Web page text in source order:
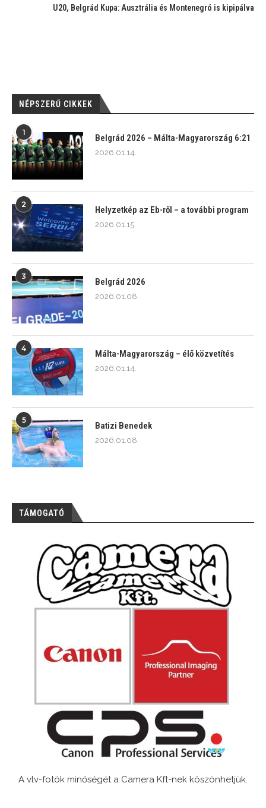
U20, Belgrád Kupa: Ausztrália és Montenegró is kipipálva
NÉPSZERŰ CIKKEK
1
Belgrád 2026 – Málta-Magyarország 6:21
2026.01.14.
2
Helyzetkép az Eb-ről – a további program
2026.01.15.
3
Belgrád 2026
2026.01.08.
4
Málta-Magyarország – élő közvetítés
2026.01.14.
5
Batizi Benedek
2026.01.08.
TÁMOGATÓ
A vlv-fotók minőségét a Camera Kft-nek köszönhetjük.